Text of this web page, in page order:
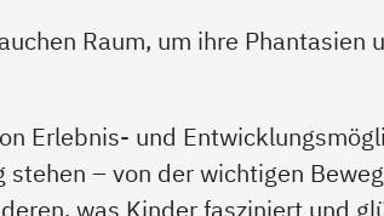
Raum, um ihre Phantasien
Erlebnis- und
stehen – von der wichtigen